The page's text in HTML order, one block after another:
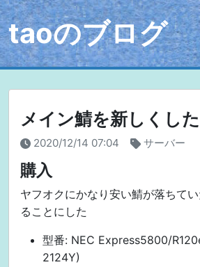
taoのブログ
メイン鯖を新しくした
2020/12/14 07:04 サーバー
購入
ヤフオクにかなり安い鯖が落ちて
ることにした
型番: NEC Express5800/
2124Y)